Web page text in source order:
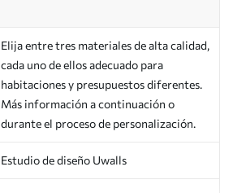
Elija entre tres materiales de alta calidad,
cada uno de ellos adecuado para
habitaciones y presupuestos diferentes.
Más información a continuación o
durante el proceso de personalización.
Estudio de diseño Uwalls